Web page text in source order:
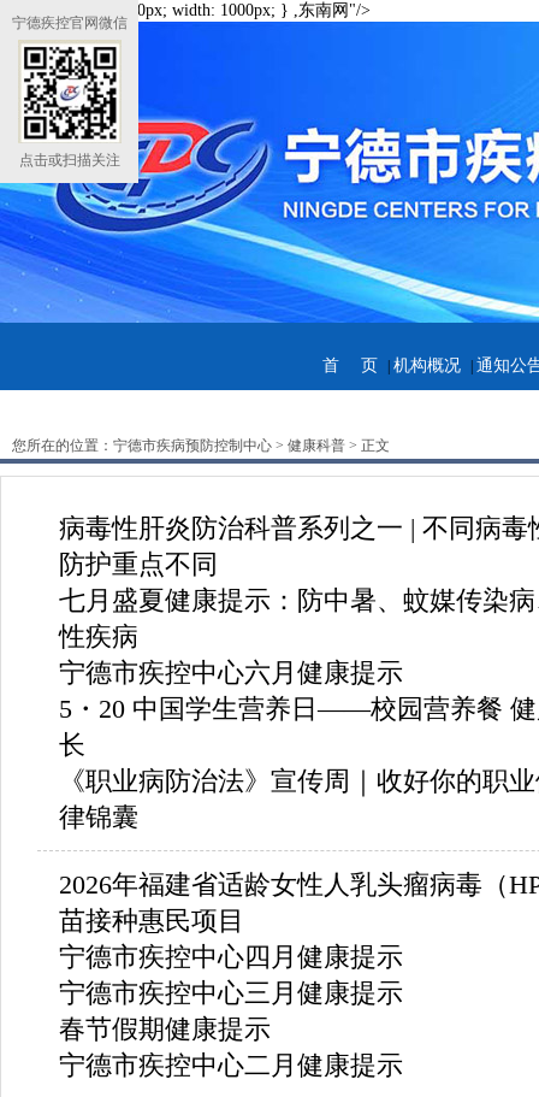
.banner { height: 250px; width: 1000px; } ,东南网"/>
首 页 机构概况 通知公
您所在的位置： 宁德市疾病预防控制中心 > 健康科普 > 正文
病毒性肝炎防治科普系列之一 | 不同病毒
防护重点不同
七月盛夏健康提示：防中暑、蚊媒传染
性疾病
宁德市疾控中心六月健康提示
5・20 中国学生营养日——校园营养餐
长
《职业病防治法》宣传周｜收好你的职
律锦囊
2026年福建省适龄女性人乳头瘤病毒（
苗接种惠民项目
宁德市疾控中心四月健康提示
宁德市疾控中心三月健康提示
春节假期健康提示
宁德市疾控中心二月健康提示
宁德疾控官网微信
点击或扫描关注